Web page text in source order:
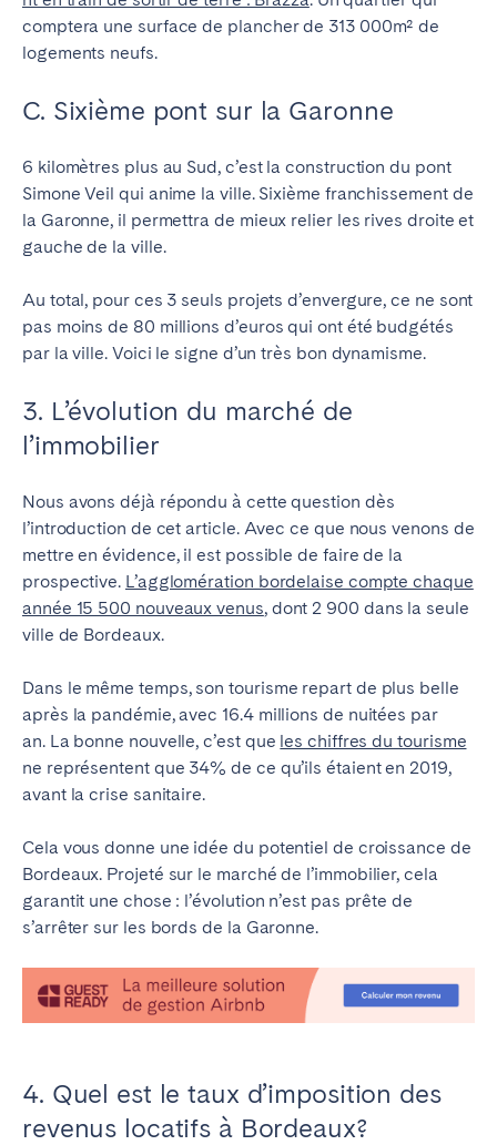
comptera une surface de plancher de 313 000m² de
logements neufs.
C. Sixième pont sur la Garonne
6 kilomètres plus au Sud, c’est la construction du pont
Simone Veil qui anime la ville. Sixième franchissement de
la Garonne, il permettra de mieux relier les rives droite et
gauche de la ville.
Au total, pour ces 3 seuls projets d’envergure, ce ne sont
pas moins de 80 millions d’euros qui ont été budgétés
par la ville. Voici le signe d’un très bon dynamisme.
3. L’évolution du marché de
l’immobilier
Nous avons déjà répondu à cette question dès
l’introduction de cet article. Avec ce que nous venons de
mettre en évidence, il est possible de faire de la
prospective. L’agglomération bordelaise compte chaque
année 15 500 nouveaux venus, dont 2 900 dans la seule
ville de Bordeaux.
Dans le même temps, son tourisme repart de plus belle
après la pandémie, avec 16.4 millions de nuitées par
an. La bonne nouvelle, c’est que les chiffres du tourisme
ne représentent que 34% de ce qu’ils étaient en 2019,
avant la crise sanitaire.
Cela vous donne une idée du potentiel de croissance de
Bordeaux. Projeté sur le marché de l’immobilier, cela
garantit une chose : l’évolution n’est pas prête de
s’arrêter sur les bords de la Garonne.
4. Quel est le taux d’imposition des
revenus locatifs à Bordeaux?